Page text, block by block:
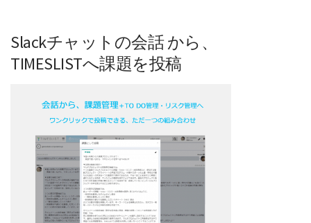
Slackチャットの会話 から、
TIMESLISTへ課題を投稿